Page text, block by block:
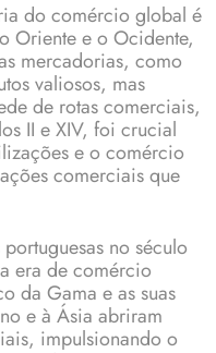
do comércio global é
Oriente e o Ocidente,
mercadorias, como
valiosos, mas
de rotas comerciais,
II e XIV, foi crucial
e o comércio
comerciais que
no século
era de comércio
da Gama e as suas
e à Ásia abriram
impulsionando o